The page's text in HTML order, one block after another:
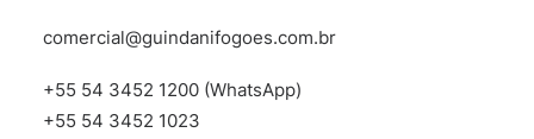
comercial@guindanifogoes.com.br
+55 54 3452 1200 (WhatsApp)
+55 54 3452 1023